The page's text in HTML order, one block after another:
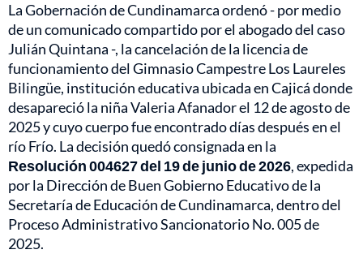
La Gobernación de Cundinamarca ordenó - por medio
de un comunicado compartido por el abogado del caso
Julián Quintana -, la cancelación de la licencia de
funcionamiento del Gimnasio Campestre Los Laureles
Bilingüe, institución educativa ubicada en Cajicá donde
desapareció la niña Valeria Afanador el 12 de agosto de
2025 y cuyo cuerpo fue encontrado días después en el
río Frío. La decisión quedó consignada en la
Resolución 004627 del 19 de junio de 2026, expedida
por la Dirección de Buen Gobierno Educativo de la
Secretaría de Educación de Cundinamarca, dentro del
Proceso Administrativo Sancionatorio No. 005 de
2025.